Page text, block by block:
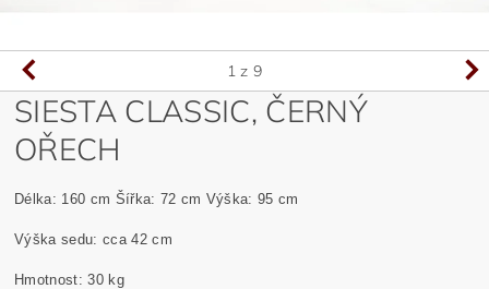
1 z 9
SIESTA CLASSIC, ČERNÝ
OŘECH
Délka: 160 cm Šířka: 72 cm Výška: 95 cm
Výška sedu: cca 42 cm
Hmotnost: 30 kg